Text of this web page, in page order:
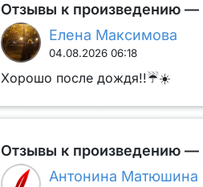
Отзывы к произведению —
Елена Максимова
04.08.2026 06:18
Хорошо после дождя!!☔☀️
Отзывы к произведению —
Антонина Матюшина